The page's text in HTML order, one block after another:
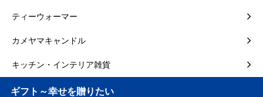
ティーウォーマー
カメヤマキャンドル
キッチン・インテリア雑貨
ギフト～幸せを贈りたい